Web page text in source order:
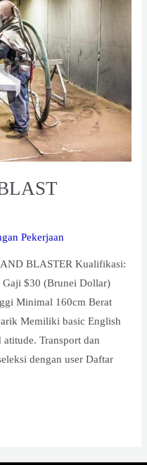
Pekerjaan
BLASTER Kualifikasi:
$30 (Brunei Dollar)
Minimal 160cm Berat
Memiliki basic English
Transport dan
dengan user Daftar